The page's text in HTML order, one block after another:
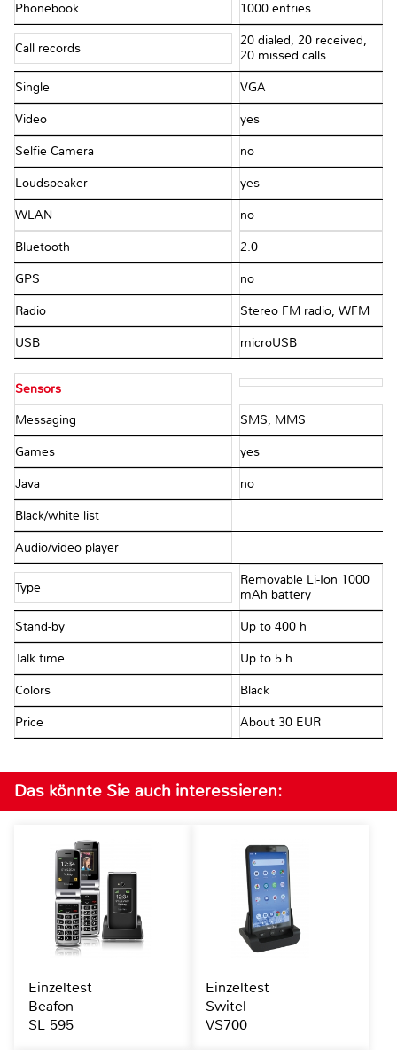
Phonebook 1000 entries
Call records
20 dialed, 20 received,
20 missed calls
Single VGA
Video yes
Selfie Camera no
Loudspeaker yes
WLAN no
Bluetooth 2.0
GPS no
Radio Stereo FM radio, WFM
USB microUSB
Sensors
Messaging SMS, MMS
Games yes
Java no
Black/white list
Audio/video player
Type
Removable Li-Ion 1000
mAh battery
Stand-by Up to 400 h
Talk time Up to 5 h
Colors Black
Price About 30 EUR
Das könnte Sie auch interessieren:
Einzeltest
Beafon
SL 595
Einzeltest
Switel
VS700